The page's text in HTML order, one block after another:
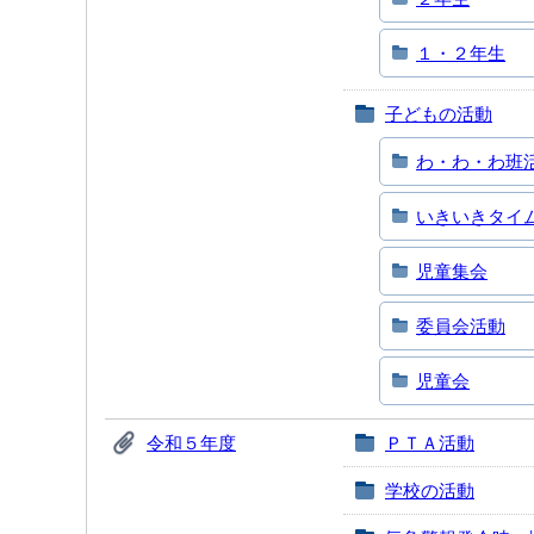
１・２年生
子どもの活動
わ・わ・わ班
いきいきタイ
児童集会
委員会活動
児童会
令和５年度 ＰＴＡ活動
学校の活動